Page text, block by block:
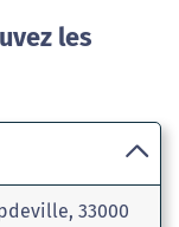
les
33000